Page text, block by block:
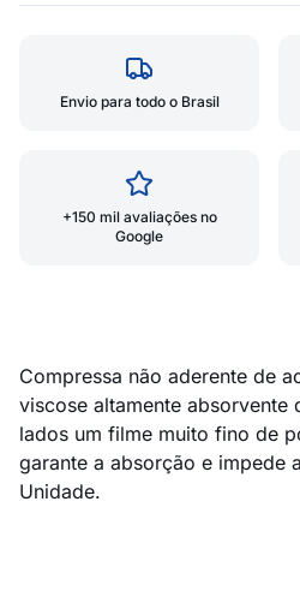
Envio para todo o Brasil
+150 mil avaliações no
Google
Compressa não aderente de
viscose altamente absorvente
lados um filme muito fino de
garante a absorção e impede
Unidade.